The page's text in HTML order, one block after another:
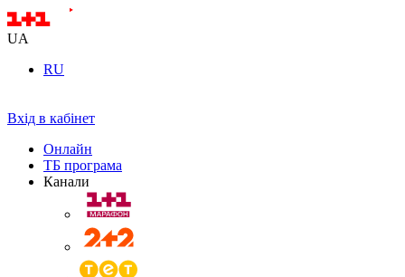
UA
RU
Вхід в кабінет
Онлайн
ТБ програма
Канали